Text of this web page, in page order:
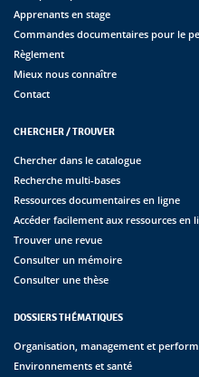
Apprenants en stage
Commandes documentaires pour le
Règlement
Mieux nous connaître
Contact
CHERCHER / TROUVER
Chercher dans le catalogue
Recherche multi-bases
Ressources documentaires en ligne
Accéder facilement aux ressources en
Trouver une revue
Consulter un mémoire
Consulter une thèse
DOSSIERS THÉMATIQUES
Organisation, management et
Environnements et santé